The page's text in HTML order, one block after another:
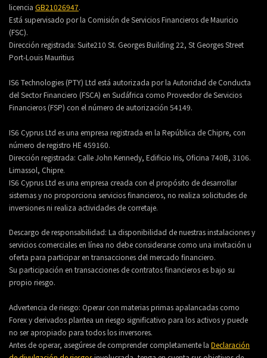
licencia GB21026947.
Está supervisado por la Comisión de Servicios Financieros de Mauricio
(FSC).
Dirección registrada: Suite210 St. Georges Building 22, St Georges Street
Port-Louis Mauritius
IS6 Technologies (PTY) Ltd está autorizada por la Autoridad de Conducta
del Sector Financiero (FSCA) en Sudáfrica como Proveedor de Servicios
Financieros (FSP) con el número de autorización 54149.
IS6 Cyprus Ltd es una empresa registrada en la República de Chipre, con
número de registro HE 459160.
Dirección registrada: Calle John Kennedy, Edificio Iris, Oficina 740B, 3106.
Limassol, Chipre.
IS6 Cyprus Ltd es una empresa creada con el propósito de desarrollar
sistemas y no proporciona servicios financieros, no realiza solicitudes de
inversiones ni realiza actividades de corretaje.
Descargo de responsabilidad: La disponibilidad de nuestras instalaciones y
servicios comerciales en línea no debe considerarse como una invitación u
oferta para participar en transacciones del mercado financiero.
Su participación en transacciones de contratos financieros es bajo su
propio riesgo.
Advertencia de riesgo: Operar con materias primas apalancadas como
Forex y derivados plantea un riesgo significativo para los activos y puede
no ser apropiado para todos los inversores.
Antes de operar, asegúrese de comprender completamente la Declaración